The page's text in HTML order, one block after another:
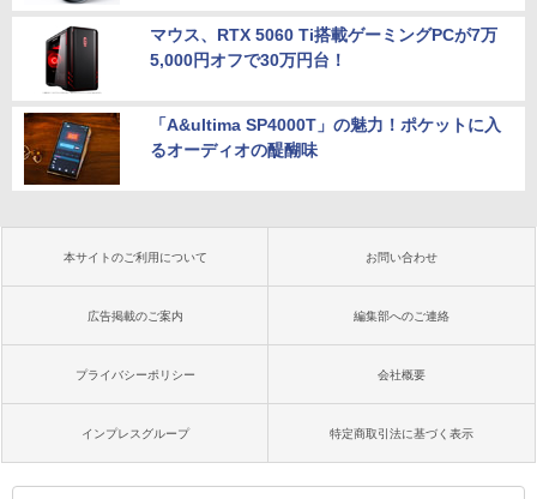
マウス、RTX 5060 Ti搭載ゲーミングPCが7万
5,000円オフで30万円台！
「A&ultima SP4000T」の魅力！ポケットに入
るオーディオの醍醐味
本サイトのご利用について お問い合わせ
広告掲載のご案内 編集部へのご連絡
プライバシーポリシー 会社概要
インプレスグループ 特定商取引法に基づく表示